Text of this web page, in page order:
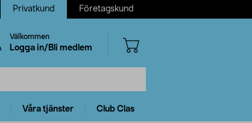
Privatkund Företagskund
Välkommen
Logga in/Bli medlem
Våra tjänster Club Clas